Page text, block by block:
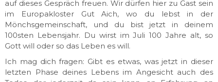
auf dieses Gespräch freuen. Wir dürfen hier zu Gast sein
im Europakloster Gut Aich, wo du lebst in der
Mönchsgemeinschaft, und du bist jetzt in deinem
100sten Lebensjahr. Du wirst im Juli 100 Jahre alt, so
Gott will oder so das Leben es will.
Ich mag dich fragen: Gibt es etwas, was jetzt in dieser
letzten Phase deines Lebens im Angesicht auch des